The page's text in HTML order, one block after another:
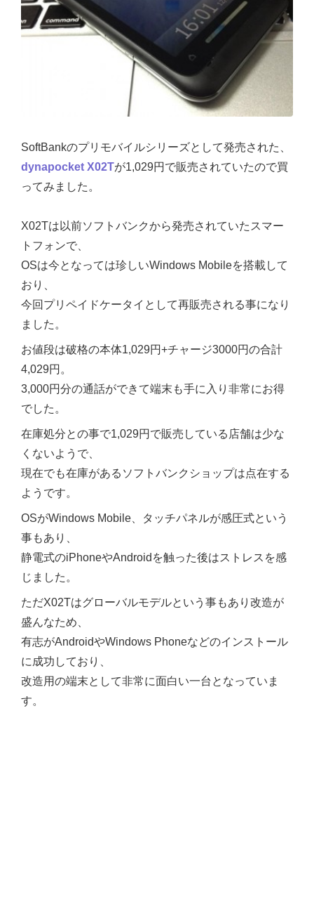
SoftBankのプリモバイルシリーズとして発売された、
dynapocket X02Tが1,029円で販売されていたので買
ってみました。
X02Tは以前ソフトバンクから発売されていたスマー
トフォンで、
OSは今となっては珍しいWindows Mobileを搭載して
おり、
今回プリペイドケータイとして再販売される事になり
ました。
お値段は破格の本体1,029円+チャージ3000円の合計
4,029円。
3,000円分の通話ができて端末も手に入り非常にお得
でした。
在庫処分との事で1,029円で販売している店舗は少な
くないようで、
現在でも在庫があるソフトバンクショップは点在する
ようです。
OSがWindows Mobile、タッチパネルが感圧式という
事もあり、
静電式のiPhoneやAndroidを触った後はストレスを感
じました。
ただX02Tはグローバルモデルという事もあり改造が
盛んなため、
有志がAndroidやWindows Phoneなどのインストール
に成功しており、
改造用の端末として非常に面白い一台となっていま
す。